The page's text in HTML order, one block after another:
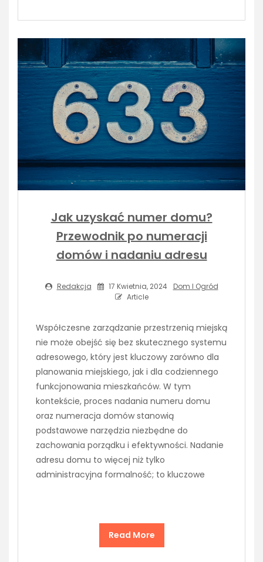
Jak uzyskać numer domu?
Przewodnik po numeracji
domów i nadaniu adresu
Redakcja 17 Kwietnia, 2024
Dom I Ogród
Article
Współczesne zarządzanie przestrzenią miejską
nie może obejść się bez skutecznego systemu
adresowego, który jest kluczowy zarówno dla
planowania miejskiego, jak i dla codziennego
funkcjonowania mieszkańców. W tym
kontekście, proces nadania numeru domu
oraz numeracja domów stanowią
podstawowe narzędzia niezbędne do
zachowania porządku i efektywności. Nadanie
adresu domu to więcej niż tylko
administracyjna formalność; to kluczowe
Read More